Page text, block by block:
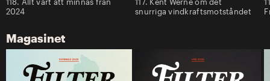
2024
snurriga vindkraftsmotståndet
Magasinet